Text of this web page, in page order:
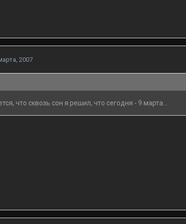
2007
что сквозь сон я решил, что сегодня - 9 марта...